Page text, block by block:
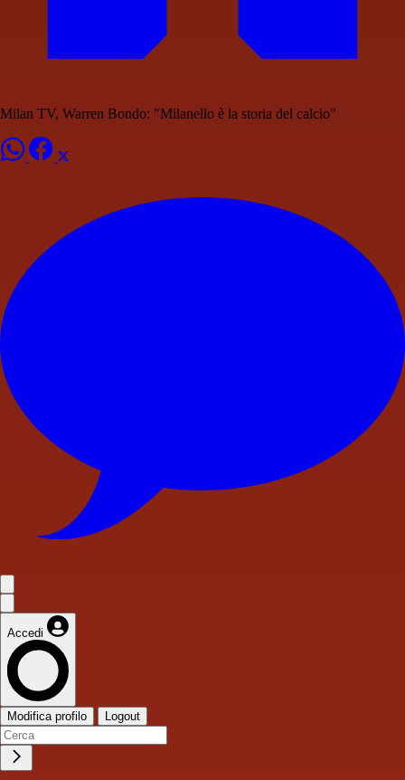
Milan TV, Warren Bondo: "Milanello è la storia del calcio"
Accedi
Modifica profilo Logout